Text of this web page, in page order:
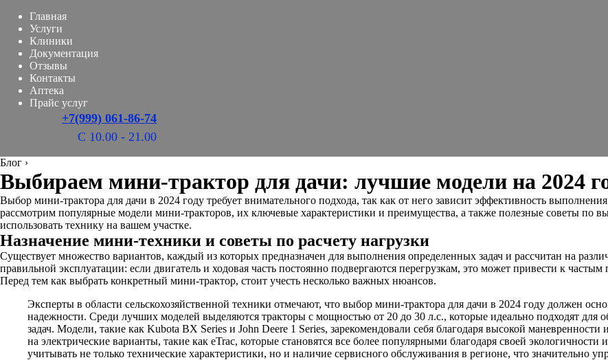
Главная
Услуги
Клиники
Документация
Отзывы
Контакты
Аптека
Прайс услуг
+7(999) 061-86-74
С 10.00 - 21.00
Блог ›
Выбираем мини-трактор для дачи: лучшие модели на 2024
Выбор мини-трактора для дачи в 2024 году требует внимательного подхода, так как от него зависит эффективность
рассмотрим популярные модели мини-тракторов, их ключевые характеристики и преимущества, а также полезные советы по
использовать технику на вашем участке.
Назначение мини-техники и советы по расчету нагрузки
Существует множество вариантов, каждый из которых предназначен для выполнения определенных задач и рассчитан на
правильной эксплуатации: если двигатель и ходовая часть постоянно подвергаются перегрузкам, это может привести к
Перед тем как выбрать конкретный мини-трактор, стоит учесть несколько важных нюансов.
Эксперты в области сельскохозяйственной техники отмечают, что выбор мини-трактора для дачи в 2024 году должен
надежности. Среди лучших моделей выделяются тракторы с мощностью от 20 до 30 л.с., которые идеально подходят для
задач. Модели, такие как Kubota BX Series и John Deere 1 Series, зарекомендовали себя благодаря высокой
на электрические варианты, такие как eTrac, которые становятся все более популярными благодаря своей
учитывать не только технические характеристики, но и наличие сервисного обслуживания в регионе, что значительно